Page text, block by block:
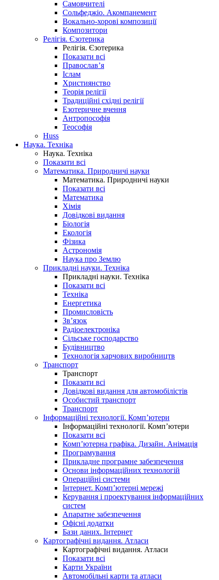
Самовчителі
Сольфеджіо. Акомпанемент
Вокально-хорові композиції
Композитори
Релігія. Єзотерика
Релігія. Єзотерика
Показати всі
Православ’я
Іслам
Християнство
Теорія релігії
Традиційні східні релігії
Езотеричне вчення
Антропософія
Теософія
Huss
Наука. Техніка
Наука. Техніка
Показати всі
Математика. Природничі науки
Математика. Природничі науки
Показати всі
Математика
Хімія
Довідкові видання
Біологія
Екологія
Фізика
Астрономія
Наука про Землю
Прикладні науки. Техніка
Прикладні науки. Техніка
Показати всі
Техніка
Енергетика
Промисловість
Зв’язок
Радіоелектроніка
Сільське господарство
Будівництво
Технологія харчових виробництв
Транспорт
Транспорт
Показати всі
Довідкові видання для автомобілістів
Особистий транспорт
Транспорт
Інформаційні технології. Комп’ютери
Інформаційні технології. Комп’ютери
Показати всі
Комп’ютерна графіка. Дизайн. Анімація
Програмування
Прикладне програмне забезпечення
Основи інформаційних технологій
Операційні системи
Інтернет. Комп’ютерні мережі
Керування і проектування інформаційних
систем
Апаратне забезпечення
Офісні додатки
Бази даних. Інтернет
Картографічні видання. Атласи
Картографічні видання. Атласи
Показати всі
Карти України
Автомобільні карти та атласи